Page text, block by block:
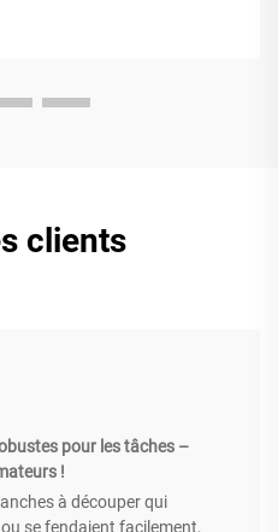
clients
pour les tâches –
!
à découper qui
se fendaient facilement,